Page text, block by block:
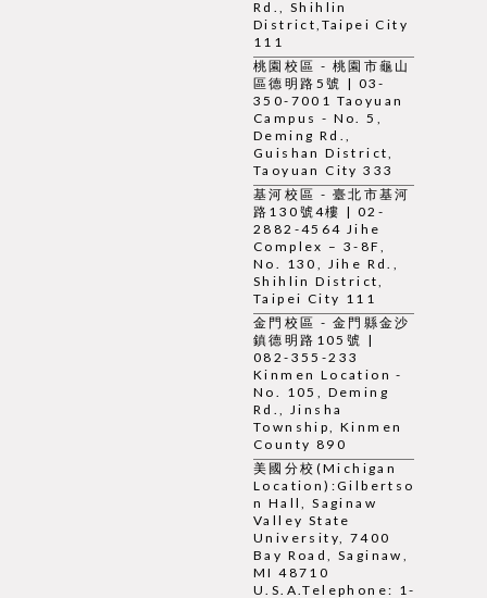
Rd., Shihlin
District,Taipei City
111
桃園校區 - 桃園市龜山
區德明路5號 | 03-
350-7001 Taoyuan
Campus - No. 5,
Deming Rd.,
Guishan District,
Taoyuan City 333
基河校區 - 臺北市基河
路130號4樓 | 02-
2882-4564 Jihe
Complex – 3-8F,
No. 130, Jihe Rd.,
Shihlin District,
Taipei City 111
金門校區 - 金門縣金沙
鎮德明路105號 |
082-355-233
Kinmen Location -
No. 105, Deming
Rd., Jinsha
Township, Kinmen
County 890
美國分校(Michigan
Location):Gilbertso
n Hall, Saginaw
Valley State
University, 7400
Bay Road, Saginaw,
MI 48710
U.S.A.Telephone: 1-